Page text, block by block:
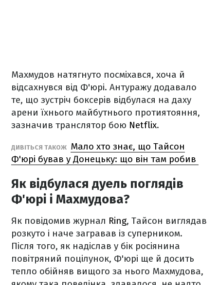
Махмудов натягнуто посміхався, хоча й
відсахнувся від Ф'юрі. Антуражу додавало
те, що зустріч боксерів відбулася на даху
арени їхнього майбутнього протиятояння,
зазначив транслятор бою Netflix.
ДИВІТЬСЯ ТАКОЖ Мало хто знає, що Тайсон
Ф'юрі бував у Донецьку: що він там робив
Як відбулася дуель поглядів
Ф'юрі і Махмудова?
Як повідомив журнал Ring, Тайсон виглядав
розкуто і наче загравав із суперником.
Після того, як надіслав у бік росіянина
повітряний поцілунок, Ф'юрі ще й досить
тепло обійняв вищого за нього Махмудова,